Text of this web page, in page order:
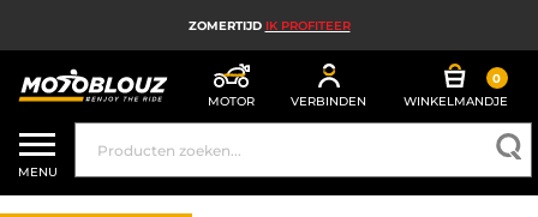
ZOMERTIJD IK PROFITEER
MOTOR VERBINDEN
0
WINKELMANDJE
MOTORHELM
MOTORUITRUSTING HEREN
MENU